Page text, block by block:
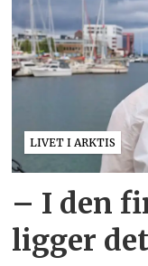
LIVET I ARKTIS
– I den
ligger